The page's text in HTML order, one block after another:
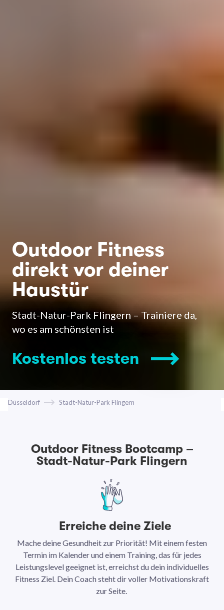
Outdoor Fitness
direkt vor deiner
Haustür
Stadt-Natur-Park Flingern – Trainiere da,
wo es am schönsten ist
Kostenlos testen
Düsseldorf Stadt-Natur-Park Flingern
Outdoor Fitness Bootcamp –
Stadt-Natur-Park Flingern
Erreiche deine Ziele
Mache deine Gesundheit zur Priorität! Mit einem festen
Termin im Kalender und einem Training, das für jedes
Leistungslevel geeignet ist, erreichst du dein individuelles
Fitness Ziel. Dein Coach steht dir voller Motivationskraft
zur Seite.